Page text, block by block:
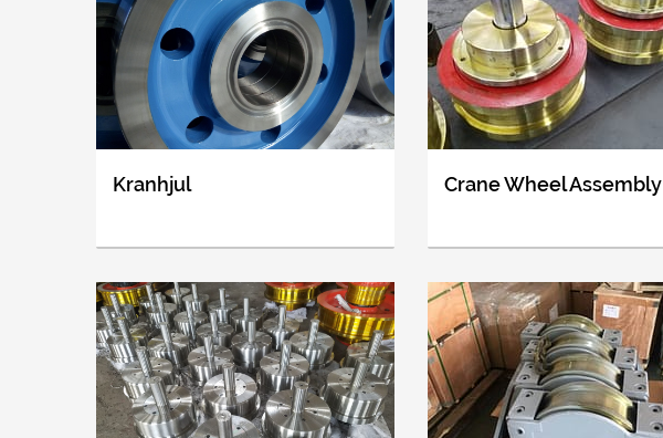
Kranhjul Crane Wheel Assembly